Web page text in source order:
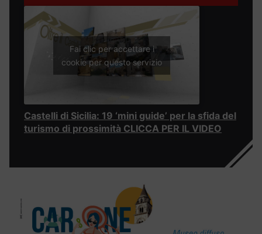
Fai clic per accettare i
cookie per questo servizio
Castelli di Sicilia: 19 ‘mini guide’ per la sfida del
turismo di prossimità CLICCA PER IL VIDEO